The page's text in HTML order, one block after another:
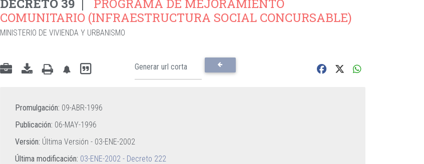
DECRETO 39
PROGRAMA DE MEJORAMIENTO
COMUNITARIO (INFRAESTRUCTURA SOCIAL CONCURSABLE)
MINISTERIO DE VIVIENDA Y URBANISMO
Promulgación: 09-ABR-1996
Publicación: 06-MAY-1996
Versión: Última Versión - 03-ENE-2002
Última modificación: 03-ENE-2002 - Decreto 222